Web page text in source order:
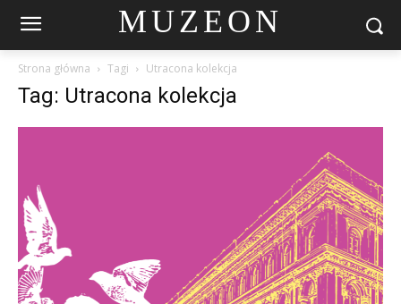
MUZEON
Strona główna Tagi Utracona kolekcja
Tag: Utracona kolekcja